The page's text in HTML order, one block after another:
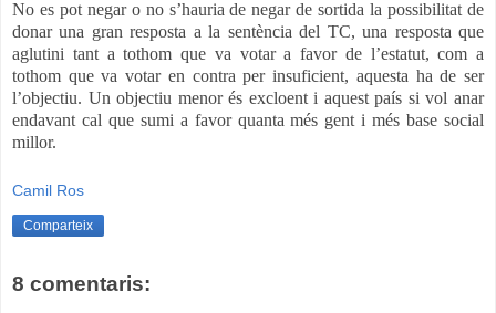
No es pot negar o no s’hauria de negar de sortida la possibilitat de
donar una gran resposta a la sentència del TC, una resposta que
aglutini tant a tothom que va votar a favor de l’estatut, com a
tothom que va votar en contra per insuficient, aquesta ha de ser
l’objectiu. Un objectiu menor és excloent i aquest país si vol anar
endavant cal que sumi a favor quanta més gent i més base social
millor.
Camil Ros
Comparteix
8 comentaris: